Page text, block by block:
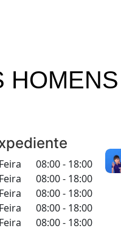
HOMENS
08:00 - 18:00
08:00 - 18:00
08:00 - 18:00
08:00 - 18:00
08:00 - 18:00